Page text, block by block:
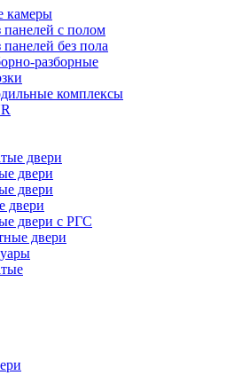
камеры
с полом
без пола
разборные
комплексы
двери
двери
двери
двери
двери с РГС
двери